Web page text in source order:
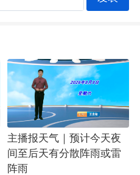
主播报天气｜预计今天夜
间至后天有分散阵雨或雷
阵雨